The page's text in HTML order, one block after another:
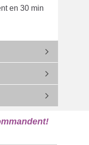
en 30 min